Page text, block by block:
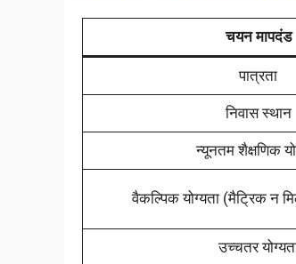
चयन मापदंड
पात्रता
निवास स्थान
न्यूनतम शैक्षणिक
वैकल्पिक योग्यता (मैट्रिक न
उच्चतर